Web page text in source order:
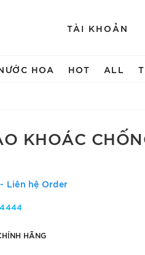
TÀI KHOẢN
HOA HOT ALL
KHOÁC
Liên hệ Order
HÃNG